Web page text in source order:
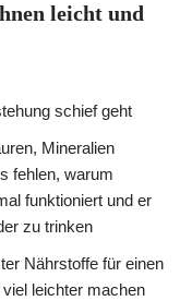
leicht und
schief geht
Mineralien
fehlen, warum
funktioniert und er
zu trinken
Nährstoffe für einen
leichter machen